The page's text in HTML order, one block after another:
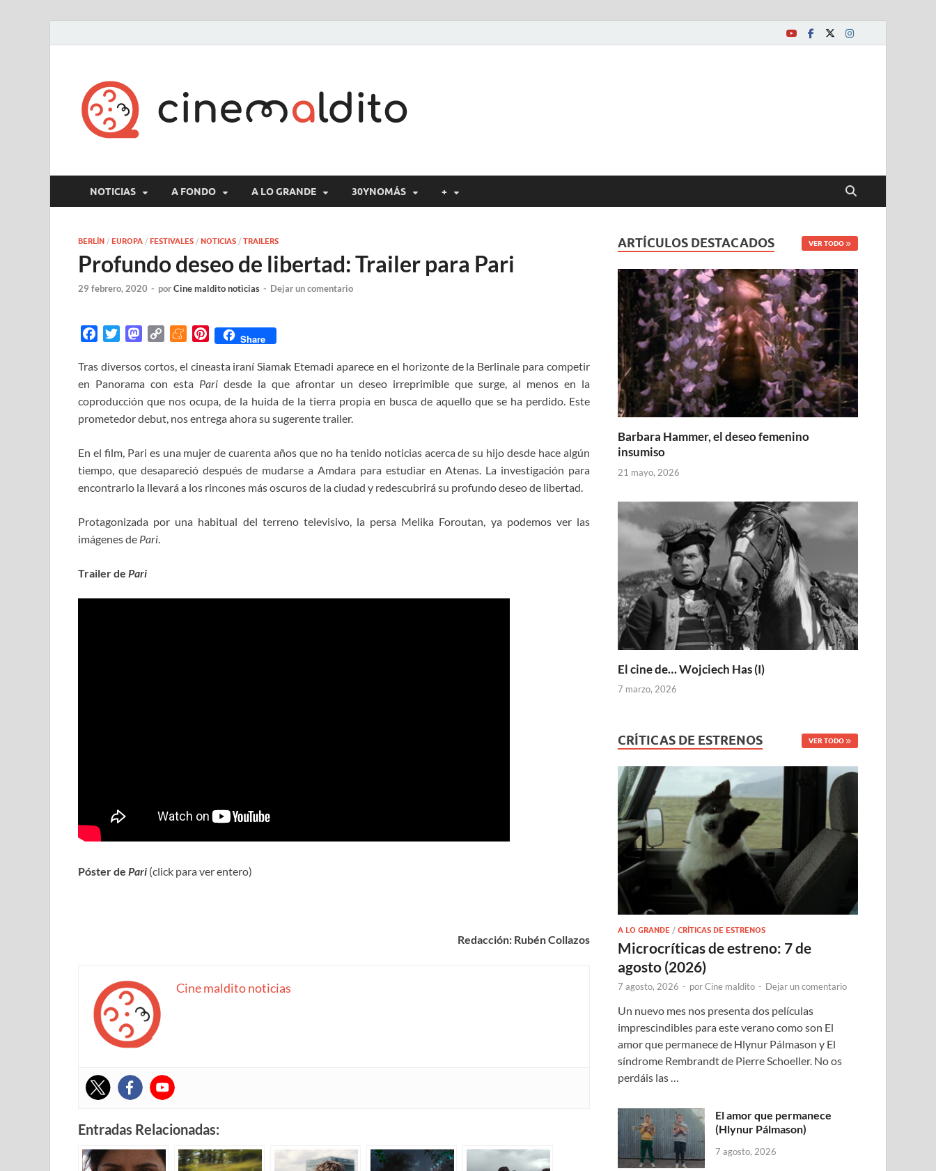
NOTICIAS A FONDO A LO GRANDE 30YNOMÁS +
BERLÍN / EUROPA / FESTIVALES / NOTICIAS / TRAILERS
Profundo deseo de libertad: Trailer para Pari
29 febrero, 2020 - porCine maldito noticias - Dejar un comentario
c
e
b
o
k
i
t
t
e
M
s
t
o
d
n
p
y
L
i
k
M
n
e
a
m
P
n
t
e
r
s
t
Share
Tras diversos cortos, el cineasta iraní Siamak Etemadi aparece en el horizonte de la Berlinale para competir
en Panorama con esta Pari desde la que afrontar un deseo irreprimible que surge, al menos en la
coproducción que nos ocupa, de la huida de la tierra propia en busca de aquello que se ha perdido. Este
prometedor debut, nos entrega ahora su sugerente trailer.
En el film, Pari es una mujer de cuarenta años que no ha tenido noticias acerca de su hijo desde hace algún
tiempo, que desapareció después de mudarse a Amdara para estudiar en Atenas. La investigación para
encontrarlo la llevará a los rincones más oscuros de la ciudad y redescubrirá su profundo deseo de libertad.
Protagonizada por una habitual del terreno televisivo, la persa Melika Foroutan, ya podemos ver las
imágenes de Pari.
Trailer de Pari
Póster de Pari (click para ver entero)
Redacción: Rubén Collazos
Cine maldito noticias
Entradas Relacionadas:
ARTÍCULOS DESTACADOS VER TODO
Barbara Hammer, el deseo femenino
insumiso
21 mayo, 2026
El cine de… Wojciech Has (I)
7 marzo, 2026
CRÍTICAS DE ESTRENOS VER TODO
A LO GRANDE /CRÍTICAS DE ESTRENOS
Microcríticas de estreno: 7 de
agosto (2026)
7 agosto, 2026 - porCine maldito - Dejar un comentario
Un nuevo mes nos presenta dos películas
imprescindibles para este verano como son El
amor que permanece de Hlynur Pálmason y El
síndrome Rembrandt de Pierre Schoeller. No os
perdáis las …
El amor que permanece
(Hlynur Pálmason)
7 agosto, 2026